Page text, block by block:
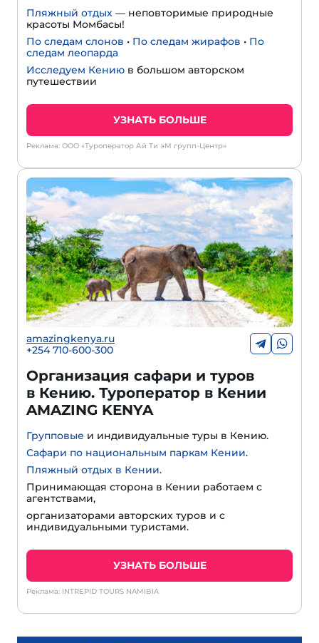
Пляжный отдых — неповторимые природные
красоты Момбасы!
По следам слонов • По следам жирафов • По
следам леопарда
Исследуем Кению в большом авторском
путешествии
УЗНАТЬ БОЛЬШЕ
Реклама: ООО «Туроператор Ай Ти эМ групп-Центр»
amazingkenya.ru
+254 710-600-300
Организация сафари и туров
в Кению. Туроператор в Кении
AMAZING KENYA
Групповые и индивидуальные туры в Кению.
Сафари по национальным паркам Кении.
Пляжный отдых в Кении.
Принимающая сторона в Кении работаем с
агентствами,
организаторами авторских туров и с
индивидуальными туристами.
УЗНАТЬ БОЛЬШЕ
Реклама: INTREPID TOURS NAMIBIA